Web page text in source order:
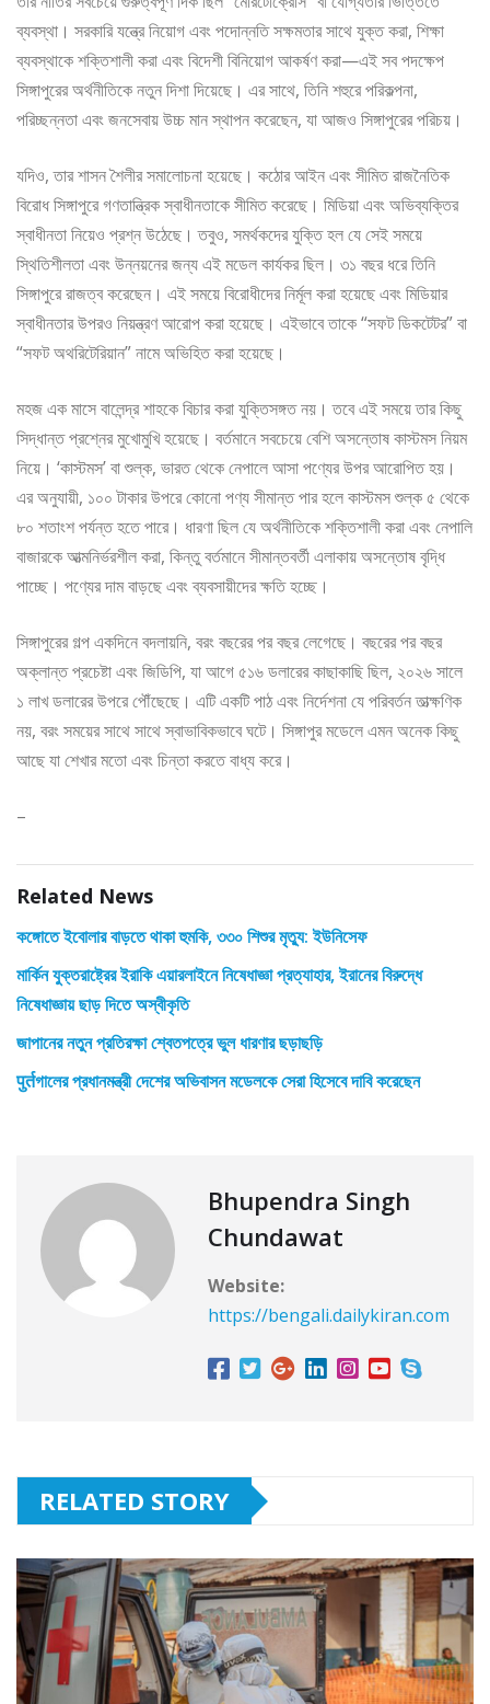
ব্যবস্থা। সরকারি যন্ত্রে নিয়োগ এবং পদোন্নতি সক্ষমতার সাথে যুক্ত করা, শিক্ষা
ব্যবস্থাকে শক্তিশালী করা এবং বিদেশী বিনিয়োগ আকর্ষণ করা—এই সব পদক্ষেপ
সিঙ্গাপুরের অর্থনীতিকে নতুন দিশা দিয়েছে। এর সাথে, তিনি শহুরে পরিকল্পনা,
পরিচ্ছন্নতা এবং জনসেবায় উচ্চ মান স্থাপন করেছেন, যা আজও সিঙ্গাপুরের পরিচয়।
যদিও, তার শাসন শৈলীর সমালোচনা হয়েছে। কঠোর আইন এবং সীমিত রাজনৈতিক
বিরোধ সিঙ্গাপুরে গণতান্ত্রিক স্বাধীনতাকে সীমিত করেছে। মিডিয়া এবং অভিব্যক্তির
স্বাধীনতা নিয়েও প্রশ্ন উঠেছে। তবুও, সমর্থকদের যুক্তি হল যে সেই সময়ে
স্থিতিশীলতা এবং উন্নয়নের জন্য এই মডেল কার্যকর ছিল। ৩১ বছর ধরে তিনি
সিঙ্গাপুরে রাজত্ব করেছেন। এই সময়ে বিরোধীদের নির্মূল করা হয়েছে এবং মিডিয়ার
স্বাধীনতার উপরও নিয়ন্ত্রণ আরোপ করা হয়েছে। এইভাবে তাকে “সফট ডিকটেটর” বা
“সফট অথরিটেরিয়ান” নামে অভিহিত করা হয়েছে।
মহজ এক মাসে বালেন্দ্র শাহকে বিচার করা যুক্তিসঙ্গত নয়। তবে এই সময়ে তার কিছু
সিদ্ধান্ত প্রশ্নের মুখোমুখি হয়েছে। বর্তমানে সবচেয়ে বেশি অসন্তোষ কাস্টমস নিয়ম
নিয়ে। ‘কাস্টমস’ বা শুল্ক, ভারত থেকে নেপালে আসা পণ্যের উপর আরোপিত হয়।
এর অনুযায়ী, ১০০ টাকার উপরে কোনো পণ্য সীমান্ত পার হলে কাস্টমস শুল্ক ৫ থেকে
৮০ শতাংশ পর্যন্ত হতে পারে। ধারণা ছিল যে অর্থনীতিকে শক্তিশালী করা এবং নেপালি
বাজারকে আত্মনির্ভরশীল করা, কিন্তু বর্তমানে সীমান্তবর্তী এলাকায় অসন্তোষ বৃদ্ধি
পাচ্ছে। পণ্যের দাম বাড়ছে এবং ব্যবসায়ীদের ক্ষতি হচ্ছে।
সিঙ্গাপুরের গল্প একদিনে বদলায়নি, বরং বছরের পর বছর লেগেছে। বছরের পর বছর
অক্লান্ত প্রচেষ্টা এবং জিডিপি, যা আগে ৫১৬ ডলারের কাছাকাছি ছিল, ২০২৬ সালে
১ লাখ ডলারের উপরে পৌঁছেছে। এটি একটি পাঠ এবং নির্দেশনা যে পরিবর্তন তাত্ক্ষণিক
নয়, বরং সময়ের সাথে সাথে স্বাভাবিকভাবে ঘটে। সিঙ্গাপুর মডেলে এমন অনেক কিছু
আছে যা শেখার মতো এবং চিন্তা করতে বাধ্য করে।
–
Related News
কঙ্গোতে ইবোলার বাড়তে থাকা হুমকি, ৩৩০ শিশুর মৃত্যু: ইউনিসেফ
মার্কিন যুক্তরাষ্ট্রের ইরাকি এয়ারলাইনে নিষেধাজ্ঞা প্রত্যাহার, ইরানের বিরুদ্ধে
নিষেধাজ্ঞায় ছাড় দিতে অস্বীকৃতি
জাপানের নতুন প্রতিরক্ষা শ্বেতপত্রে ভুল ধারণার ছড়াছড়ি
पुर्तগালের প্রধানমন্ত্রী দেশের অভিবাসন মডেলকে সেরা হিসেবে দাবি করেছেন
Bhupendra Singh
Chundawat
Website:
https://bengali.dailykiran.com
RELATED STORY